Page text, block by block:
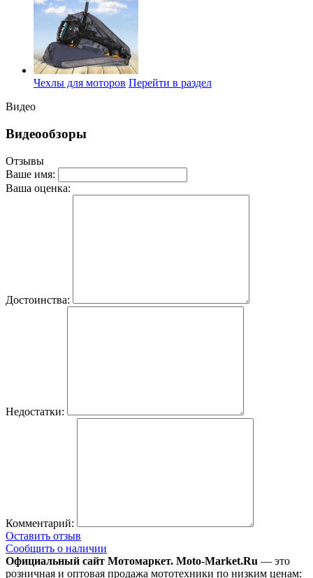
Чехлы для моторов Перейти в раздел
Видео
Видеообзоры
Отзывы
Ваше имя:
Ваша оценка:
Достоинства:
Недостатки:
Комментарий:
Оставить отзыв
Сообщить о наличии
Официальный сайт Мотомаркет. Moto-Market.Ru — это
розничная и оптовая продажа мототехники по низким ценам: